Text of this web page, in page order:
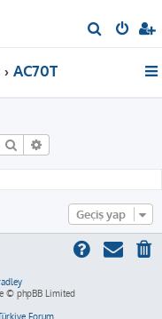
r
AC70T
Ara
Geçiş yap
© phpBB Limited
Forum